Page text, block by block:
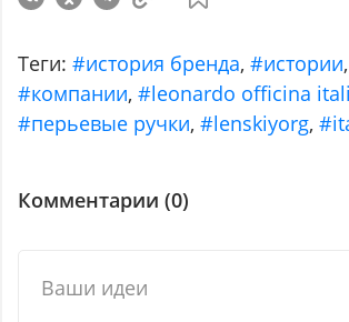
Теги: #история бренда,#истории
#компании,#leonardo officina
#перьевые ручки,#lenskiyorg,
Комментарии (0)